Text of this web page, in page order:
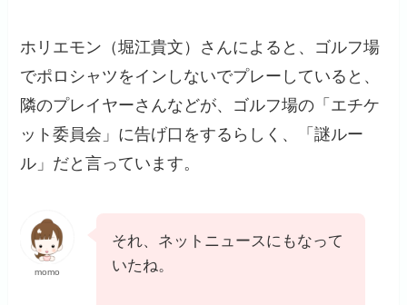
ホリエモン（堀江貴文）さんによると、ゴルフ場
でポロシャツをインしないでプレーしていると、
隣のプレイヤーさんなどが、ゴルフ場の「エチケ
ット委員会」に告げ口をするらしく、「謎ルー
ル」だと言っています。
momo
それ、ネットニュースにもなって
いたね。